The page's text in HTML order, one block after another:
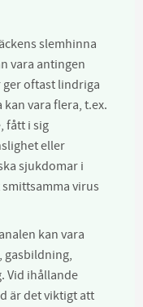
slemhinna
vara antingen
oftast lindriga
vara flera, t.ex.
fått i sig
eller
sjukdomar i
virus
kan vara
gasbildning,
Vid ihållande
är det viktigt att